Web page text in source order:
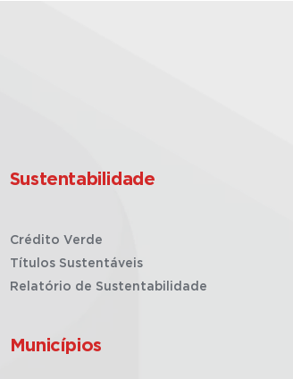
Sustentabilidade
Crédito Verde
Títulos Sustentáveis
Relatório de Sustentabilidade
Municípios